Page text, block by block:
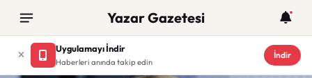
Yazar Gazetesi
Uygulamayı İndir
Haberleri anında takip edin
İndir